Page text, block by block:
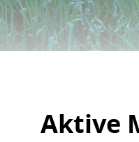
Aktive